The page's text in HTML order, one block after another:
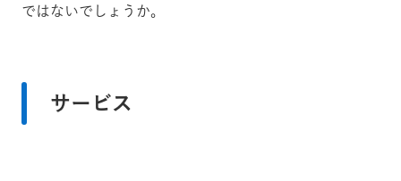
ではないでしょうか。
サービス